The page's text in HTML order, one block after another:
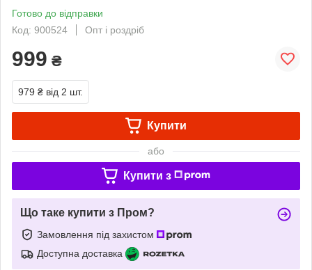
Готово до відправки
Код: 900524
Опт і роздріб
999 ₴
979 ₴ від 2 шт.
Купити
або
Купити з
Що таке купити з Пром?
Замовлення під захистом
Доступна доставка